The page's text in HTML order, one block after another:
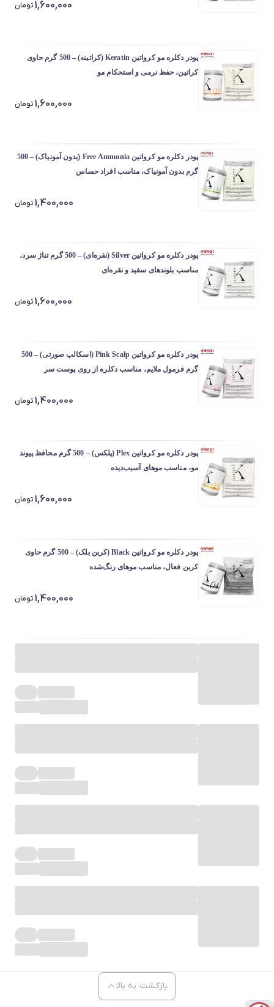
1,600,000تومان
پودر دکلره مو کرواتین Keratin (کراتینه) – 500 گرم حاوی
کراتین، حفظ نرمی و استحکام مو
1,600,000تومان
پودر دکلره مو کرواتین Free Ammonia (بدون آمونیاک) – 500
گرم بدون آمونیاک، مناسب افراد حساس
1,400,000تومان
پودر دکلره مو کرواتین Silver (نقره‌ای) – 500 گرم تناژ سرد،
مناسب بلوندهای سفید و نقره‌ای
1,600,000تومان
پودر دکلره مو کرواتین Pink Scalp (اسکالپ صورتی) – 500
گرم فرمول ملایم، مناسب دکلره از روی پوست سر
1,400,000تومان
پودر دکلره مو کرواتین Plex (پلکس) – 500 گرم محافظ پیوند
مو، مناسب موهای آسیب‌دیده
1,600,000تومان
پودر دکلره مو کرواتین Black (کربن بلک) – 500 گرم حاوی
کربن فعال، مناسب موهای رنگ‌شده
1,400,000تومان
بازگشت به بالا